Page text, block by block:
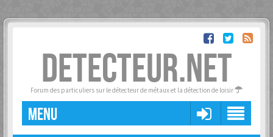
DETECTEUR.NET
Forum des particuliers sur le détecteur de métaux et la détection de loisir
MENU